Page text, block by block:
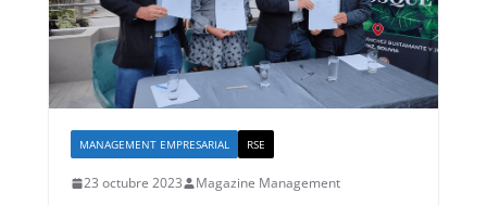
MANAGEMENT EMPRESARIAL RSE
23 octubre 2023 Magazine Management